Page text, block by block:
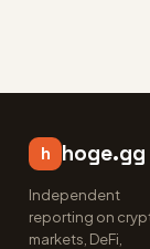
h hoge.gg
Independent
reporting on
markets, DeFi,